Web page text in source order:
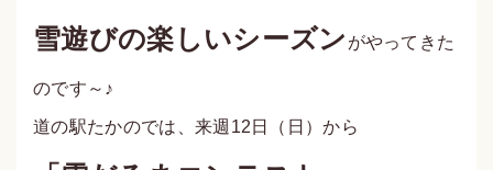
雪遊びの楽しいシーズン がやってきた
のです～♪
道の駅たかのでは、来週12日（日）から